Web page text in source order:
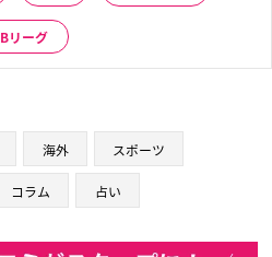
Bリーグ
海外 スポーツ
コラム 占い